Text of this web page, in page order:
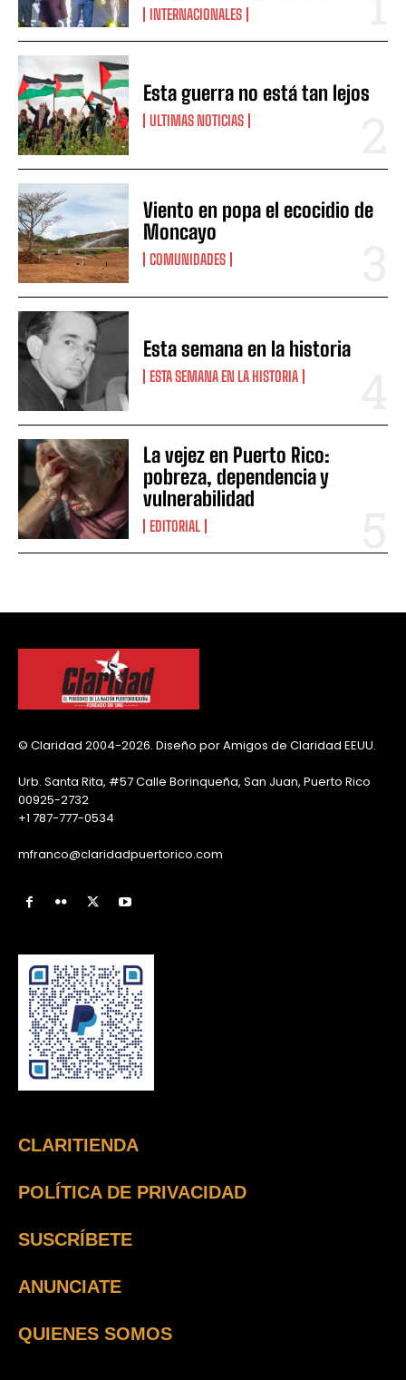
INTERNACIONALES
Esta guerra no está tan lejos
ULTIMAS NOTICIAS
Viento en popa el ecocidio de
Moncayo
COMUNIDADES
Esta semana en la historia
ESTA SEMANA EN LA HISTORIA
La vejez en Puerto Rico:
pobreza, dependencia y
vulnerabilidad
EDITORIAL
© Claridad 2004-2026. Diseño por Amigos de Claridad EEUU.
Urb. Santa Rita, #57 Calle Borinqueña, San Juan, Puerto Rico
00925-2732
+1 787-777-0534
mfranco@claridadpuertorico.com
CLARITIENDA
POLÍTICA DE PRIVACIDAD
SUSCRÍBETE
ANUNCIATE
QUIENES SOMOS